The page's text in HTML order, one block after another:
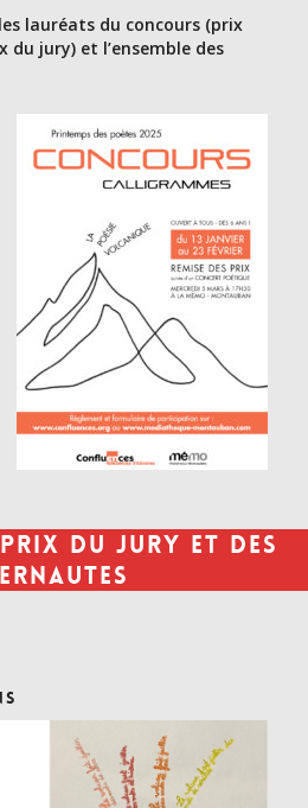
lauréats du concours (prix
jury) et l’ensemble des
du jury et des